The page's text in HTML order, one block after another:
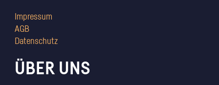
Impressum
AGB
Datenschutz
ÜBER UNS